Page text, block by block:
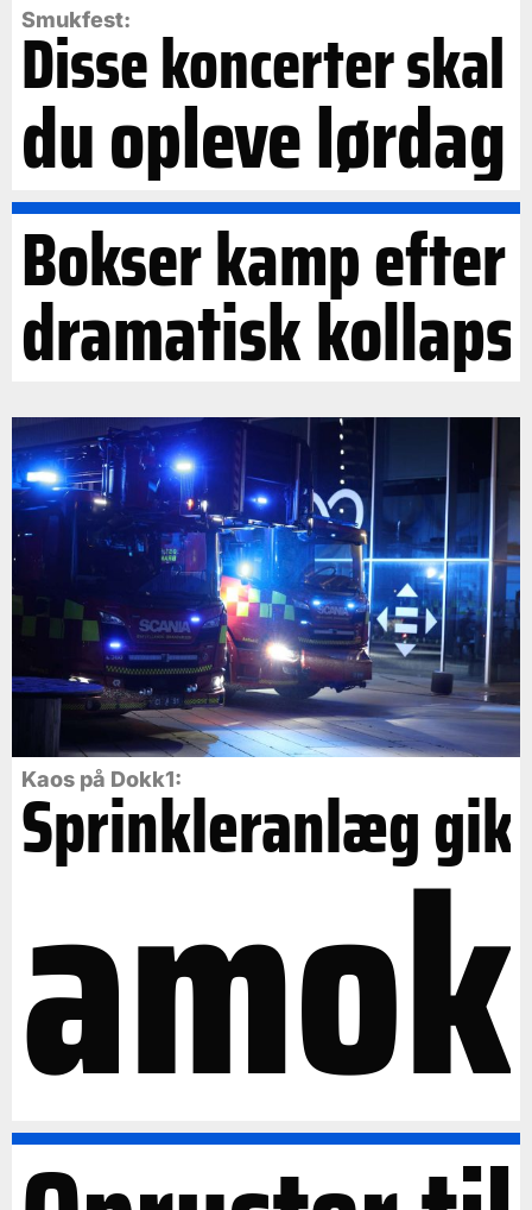
Smukfest:
Disse koncerter skal
du opleve lørdag
Bokser kamp efter
dramatisk kollaps
Kaos på Dokk1:
Sprinkleranlæg gik
amok